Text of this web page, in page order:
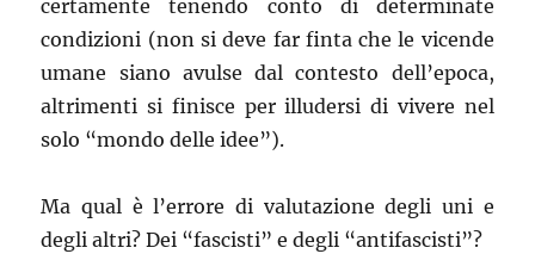
certamente tenendo conto di determinate
condizioni (non si deve far finta che le vicende
umane siano avulse dal contesto dell’epoca,
altrimenti si finisce per illudersi di vivere nel
solo “mondo delle idee”).
Ma qual è l’errore di valutazione degli uni e
degli altri? Dei “fascisti” e degli “antifascisti”?